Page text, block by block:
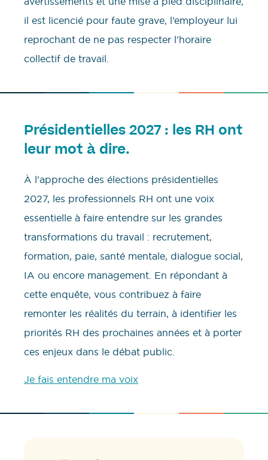
il est licencié pour faute grave, l’employeur lui
reprochant de ne pas respecter l’horaire
collectif de travail.
Présidentielles 2027 : les RH ont
leur mot à dire.
À l’approche des élections présidentielles
2027, les professionnels RH ont une voix
essentielle à faire entendre sur les grandes
transformations du travail : recrutement,
formation, paie, santé mentale, dialogue social,
IA ou encore management. En répondant à
cette enquête, vous contribuez à faire
remonter les réalités du terrain, à identifier les
priorités RH des prochaines années et à porter
ces enjeux dans le débat public.
Je fais entendre ma voix